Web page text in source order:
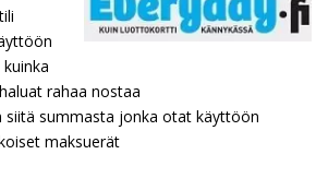
rahaa nostaa
siitä summasta jonka otat käyttöön
maksuerät